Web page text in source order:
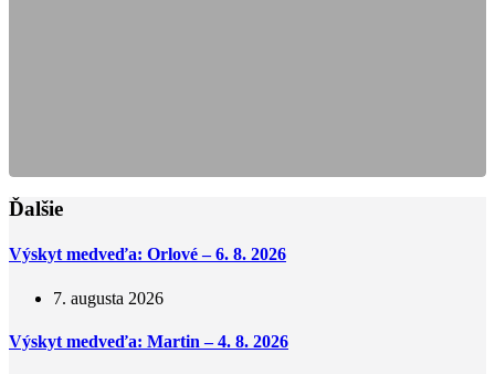
Ďalšie
Výskyt medveďa: Orlové – 6. 8. 2026
7. augusta 2026
Výskyt medveďa: Martin – 4. 8. 2026